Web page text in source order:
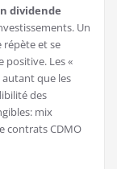
dividende
Un
répète et se
positive. Les «
que les
des
mix
contrats CDMO